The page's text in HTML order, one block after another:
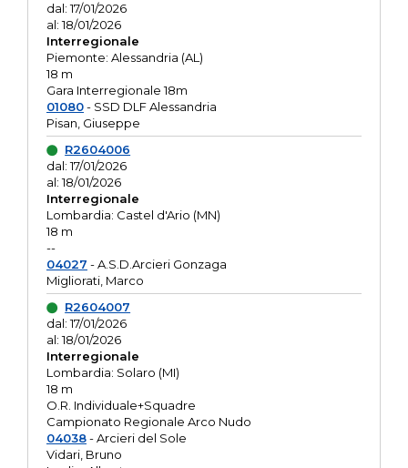
dal: 17/01/2026
al: 18/01/2026
Interregionale
Piemonte: Alessandria (AL)
18 m
Gara Interregionale 18m
01080- SSD DLF Alessandria
Pisan, Giuseppe
R2604006
dal: 17/01/2026
al: 18/01/2026
Interregionale
Lombardia: Castel d'Ario (MN)
18 m
--
04027 - A.S.D.Arcieri Gonzaga
Migliorati, Marco
R2604007
dal: 17/01/2026
al: 18/01/2026
Interregionale
Lombardia: Solaro (MI)
18 m
O.R. Individuale+Squadre
Campionato Regionale Arco Nudo
04038- Arcieri del Sole
Vidari, Bruno